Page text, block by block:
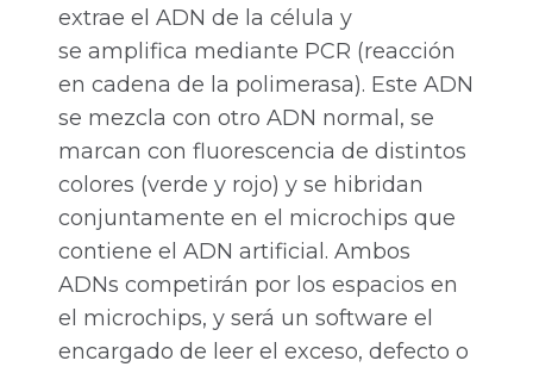
extrae el ADN de la célula y
se amplifica mediante PCR (reacción
en cadena de la polimerasa). Este ADN
se mezcla con otro ADN normal, se
marcan con fluorescencia de distintos
colores (verde y rojo) y se hibridan
conjuntamente en el microchips que
contiene el ADN artificial. Ambos
ADNs competirán por los espacios en
el microchips, y será un software el
encargado de leer el exceso, defecto o